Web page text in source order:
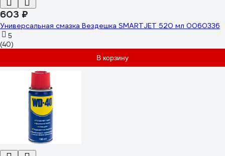
603 ₽
Универсальная смазка Вездешка SMARTJET 520 мл 0060336
5
(40)
В корзину